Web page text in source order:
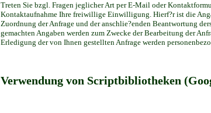
Treten Sie bzgl. Fragen jeglicher Art per E-Mail oder
Kontaktaufnahme Ihre freiwillige Einwilligung. Hierf?r ist die
Zuordnung der Anfrage und der anschlie?enden Beantwortung
gemachten Angaben werden zum Zwecke der Bearbeitung der
Erledigung der von Ihnen gestellten Anfrage werden
Verwendung von Scriptbibliotheken